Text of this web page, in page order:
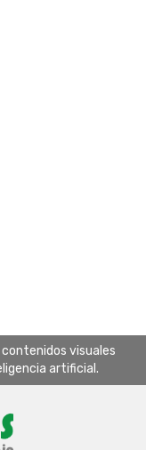
visuales
artificial.